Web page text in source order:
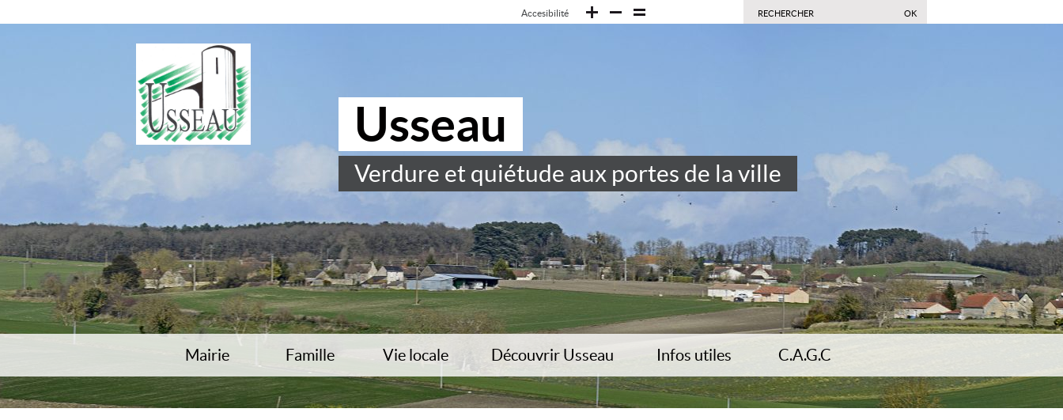
Accesibilité
Mairie
Accueil
Horaires de la mairie
Famille
Écoles
RAM
Vie locale
Associations
Salle Polyvalente
Découvrir Usseau
Albums Photos
Histoire Locale
Infos utiles
Démarches administratives
Déchetterie
C.A.G.C
Tourisme
Transports
Usseau
Verdure et quiétude aux portes de la ville